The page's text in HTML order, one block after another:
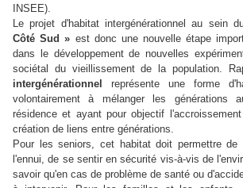
INSEE).
Le projet d'habitat intergénérationnel au sein
Côté Sud » est donc une nouvelle étape
dans le développement de nouvelles
sociétal du vieillissement de la population.
intergénérationnel
représente une forme
volontairement à mélanger les générations
résidence et ayant pour objectif
création de liens entre générations.
Pour les seniors, cet habitat doit permettre
l'ennui, de se sentir en sécurité vis-à-vis de
savoir qu'en cas de problème de santé ou